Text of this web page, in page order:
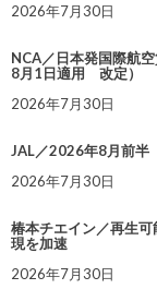
2026年7月30日
NCA／日本発国際航
8月1日適用 改定）
2026年7月30日
JAL／2026年8月前半
2026年7月30日
椿本チエイン／再生
現を加速
2026年7月30日